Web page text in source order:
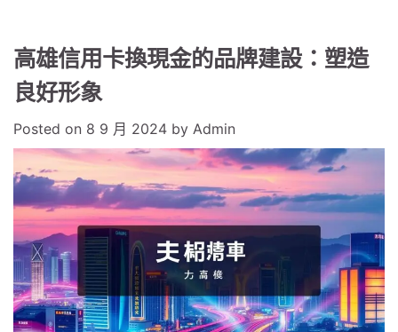
高雄信用卡換現金的品牌建設：塑造
良好形象
Posted on 8 9 月 2024 by Admin